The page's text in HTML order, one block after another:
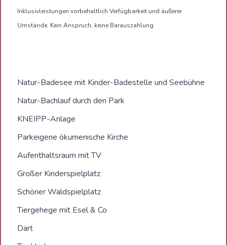
Inklusivleistungen vorbehaltlich Verfügbarkeit und äußerer
Umstände. Kein Anspruch, keine Barauszahlung
Natur-Badesee mit Kinder-Badestelle und Seebühne
Natur-Bachlauf durch den Park
KNEIPP-Anlage
Parkeigene ökumenische Kirche
Aufenthaltsraum mit TV
Großer Kinderspielplatz
Schöner Waldspielplatz
Tiergehege mit Esel & Co
Dart